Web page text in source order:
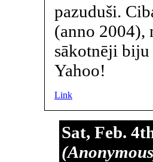
pazuduši.
(anno 2004),
sākotnēji biju
Yahoo!
Link
Sat, Feb.